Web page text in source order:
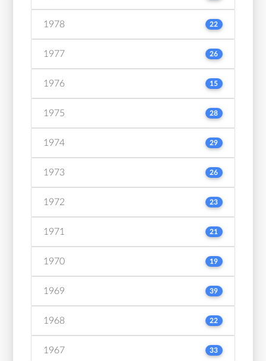
1978 22
1977 26
1976 15
1975 28
1974 29
1973 26
1972 23
1971 21
1970 19
1969 39
1968 22
1967 33